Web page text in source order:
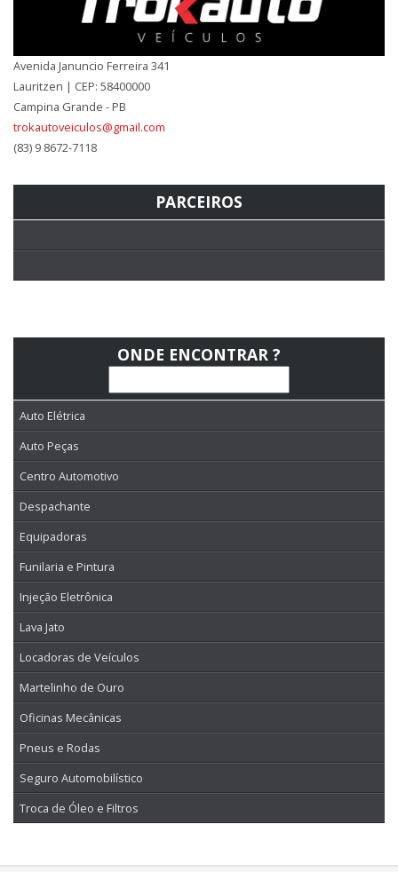
Avenida Januncio Ferreira 341
Lauritzen | CEP: 58400000
Campina Grande - PB
trokautoveiculos@gmail.com
(83) 9 8672-7118
PARCEIROS
ONDE ENCONTRAR ?
Auto Elétrica
Auto Peças
Centro Automotivo
Despachante
Equipadoras
Funilaria e Pintura
Injeção Eletrônica
Lava Jato
Locadoras de Veículos
Martelinho de Ouro
Oficinas Mecânicas
Pneus e Rodas
Seguro Automobilístico
Troca de Óleo e Filtros